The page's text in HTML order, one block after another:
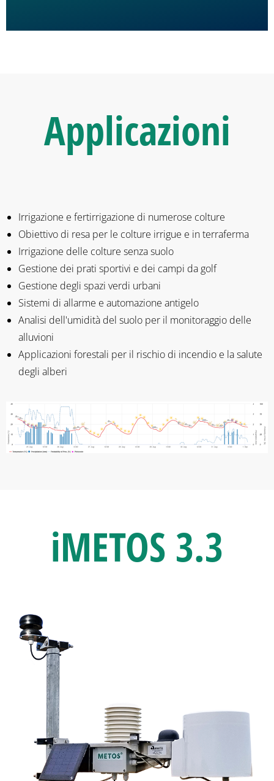
Applicazioni
Irrigazione e fertirrigazione di numerose colture
Obiettivo di resa per le colture irrigue e in terraferma
Irrigazione delle colture senza suolo
Gestione dei prati sportivi e dei campi da golf
Gestione degli spazi verdi urbani
Sistemi di allarme e automazione antigelo
Analisi dell'umidità del suolo per il monitoraggio delle
alluvioni
Applicazioni forestali per il rischio di incendio e la salute
degli alberi
iMETOS 3.3